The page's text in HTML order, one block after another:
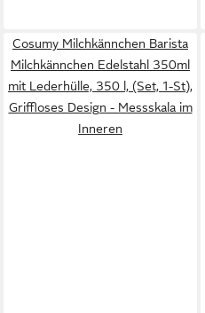
Cosumy Milchkännchen Barista
Milchkännchen Edelstahl 350ml
mit Lederhülle, 350 l, (Set, 1-St),
Griffloses Design - Messskala im
Inneren